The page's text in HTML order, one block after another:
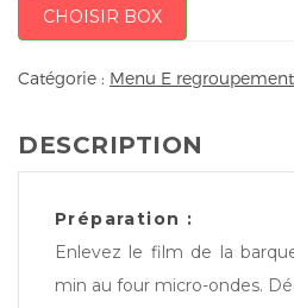
CHOISIR BOX
Catégorie : Menu E
DESCRIPTION
Préparation :
Enlevez le film de la
min au four micro-ondes.